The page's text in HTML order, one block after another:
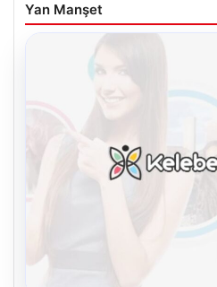
Yan Manşet